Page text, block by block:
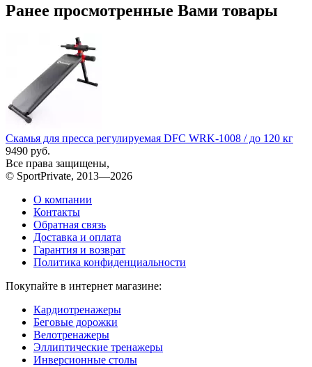
Ранее просмотренные Вами товары
Скамья для пресса регулируемая DFC WRK-1008 / до 120 кг
9490 руб.
Все права защищены,
© SportPrivate, 2013—2026
О компании
Контакты
Обратная связь
Доставка и оплата
Гарантия и возврат
Политика конфиденциальности
Покупайте в интернет магазине:
Кардиотренажеры
Беговые дорожки
Велотренажеры
Эллиптические тренажеры
Инверсионные столы